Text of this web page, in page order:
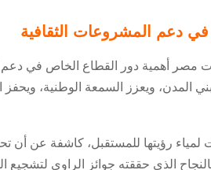
دعم المشروعات الثقافية
أهمية دور القطاع الخاص في دعم
المدن، ويعزز السمعة الوطنية،
رؤيتها للمستقبل، كاشفة عن أن
الذي حققته جوائز الراوي